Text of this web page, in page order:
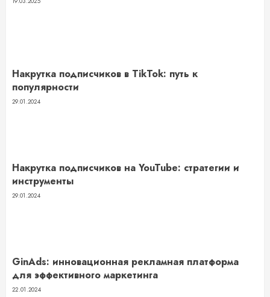
Накрутка подписчиков в TikTok: путь к
популярности
29.01.2024
Накрутка подписчиков на YouTube: стратегии и
инструменты
29.01.2024
GinAds: инновационная рекламная платформа
для эффективного маркетинга
22.01.2024